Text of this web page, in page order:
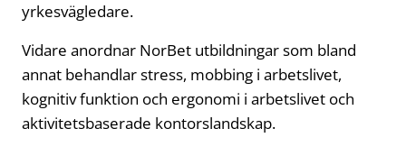
yrkesvägledare.
Vidare anordnar NorBet utbildningar som bland
annat behandlar stress, mobbing i arbetslivet,
kognitiv funktion och ergonomi i arbetslivet och
aktivitetsbaserade kontorslandskap.